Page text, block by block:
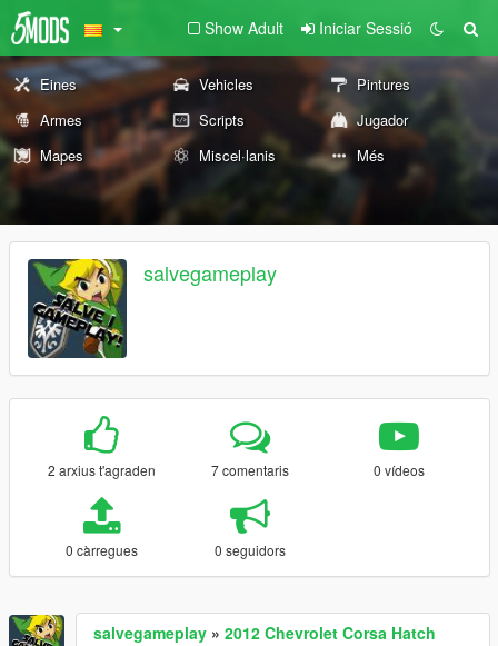
Show Adult Iniciar Sessió
Eines Vehicles
Pintures
Armes
Scripts
Jugador
Mapes
Miscel·lanis Més
salvegameplay
2 arxius t'agraden 7 comentaris 0 vídeos
0 càrregues 0 seguidors
salvegameplay » 2012 Chevrolet Corsa Hatch